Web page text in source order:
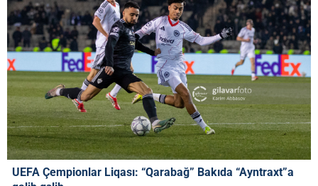
UEFA Çempionlar Liqası: “Qarabağ” Bakıda “Ayntraxt”a